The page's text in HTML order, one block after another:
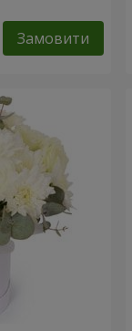
Замовити